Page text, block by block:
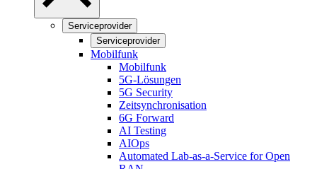
Serviceprovider
Serviceprovider
Mobilfunk
Mobilfunk
5G-Lösungen
5G Security
Zeitsynchronisation
6G Forward
AI Testing
AIOps
Automated Lab-as-a-Service for Open